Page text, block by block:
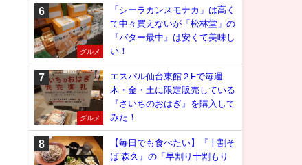
グルメ
「シーラカンスモナカ」は高く
て中々買えないが「松林堂」の
『バター最中』は安くて美味し
い！
グルメ
エスパル仙台東館２Fで毎週
木・金・土に限定販売している
『さいちのおはぎ』を購入して
みた！
【毎日でも食べたい】『十割そ
ば 森久』の「早割り十割もり